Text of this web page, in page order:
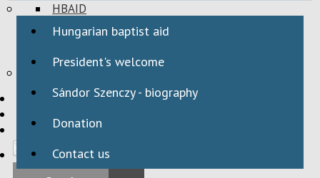
HBAID
DOMESTIC PROGRAMS
HBAID
INTERNATIONAL PROGRAMS
Hungarian baptist aid
President's welcome
Sándor Szenczy - biography
Donation
Contact us